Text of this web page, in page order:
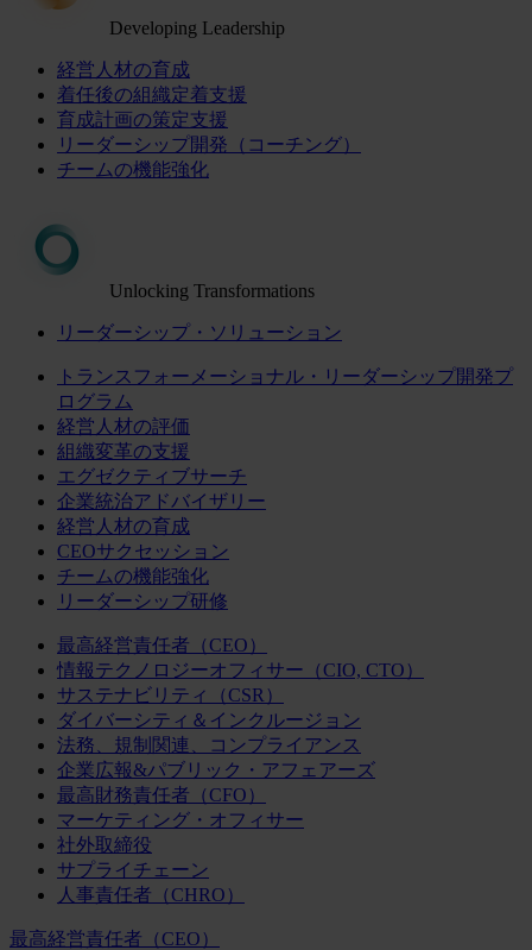
Developing Leadership
経営人材の育成
着任後の組織定着支援
育成計画の策定支援
リーダーシップ開発（コーチング）
チームの機能強化
Unlocking Transformations
リーダーシップ・ソリューション
トランスフォーメーショナル・リーダーシップ開発プ
ログラム
経営人材の評価
組織変革の支援
エグゼクティブサーチ
企業統治アドバイザリー
経営人材の育成
CEOサクセッション
チームの機能強化
リーダーシップ研修
最高経営責任者（CEO）
情報テクノロジーオフィサー（CIO, CTO）
サステナビリティ（CSR）
ダイバーシティ＆インクルージョン
法務、規制関連、コンプライアンス
企業広報&パブリック・アフェアーズ
最高財務責任者（CFO）
マーケティング・オフィサー
社外取締役
サプライチェーン
人事責任者（CHRO）
最高経営責任者（CEO）